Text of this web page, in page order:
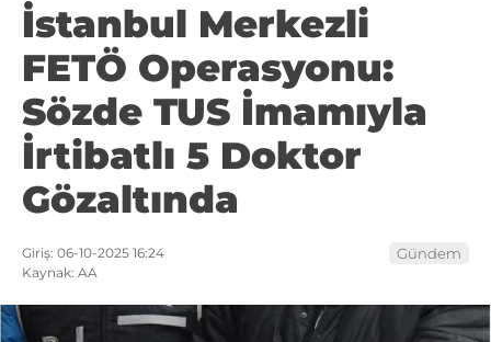
İstanbul Merkezli
FETÖ Operasyonu:
Sözde TUS İmamıyla
İrtibatlı 5 Doktor
Gözaltında
Giriş: 06-10-2025 16:24
Kaynak: AA
Gündem